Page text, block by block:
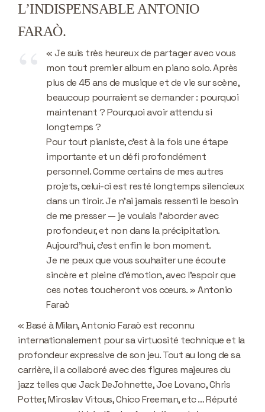
L’INDISPENSABLE ANTONIO
FARAÒ.
« Je suis très heureux de partager avec vous
mon tout premier album en piano solo. Après
plus de 45 ans de musique et de vie sur scène,
beaucoup pourraient se demander : pourquoi
maintenant ? Pourquoi avoir attendu si
longtemps ?
Pour tout pianiste, c’est à la fois une étape
importante et un défi profondément
personnel. Comme certains de mes autres
projets, celui-ci est resté longtemps silencieux
dans un tiroir. Je n’ai jamais ressenti le besoin
de me presser — je voulais l’aborder avec
profondeur, et non dans la précipitation.
Aujourd’hui, c’est enfin le bon moment.
Je ne peux que vous souhaiter une écoute
sincère et pleine d’émotion, avec l’espoir que
ces notes toucheront vos cœurs. » Antonio
Faraò
« Basé à Milan, Antonio Faraò est reconnu
internationalement pour sa virtuosité technique et la
profondeur expressive de son jeu. Tout au long de sa
carrière, il a collaboré avec des figures majeures du
jazz telles que Jack DeJohnette, Joe Lovano, Chris
Potter, Miroslav Vitous, Chico Freeman, etc … Réputé